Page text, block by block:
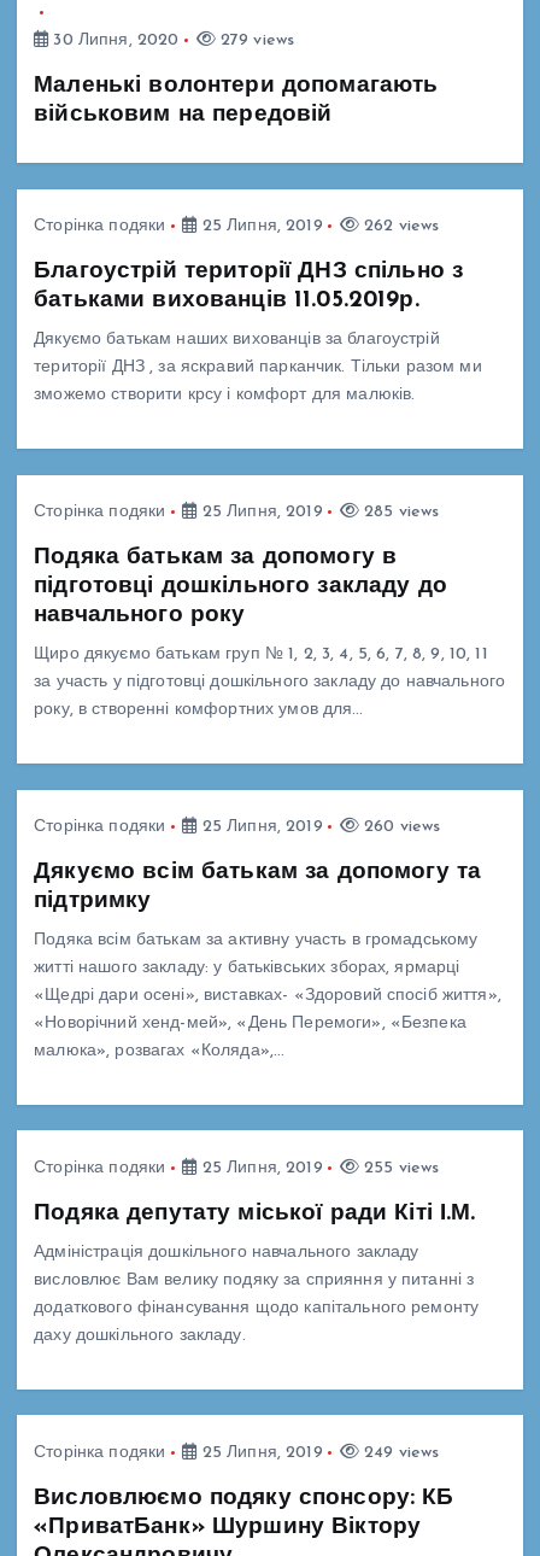
30 Липня, 2020 279 views
Маленькі волонтери допомагають
військовим на передовій
Сторінка подяки 25 Липня, 2019 262 views
Благоустрій території ДНЗ спільно з
батьками вихованців 11.05.2019р.
Дякуємо батькам наших вихованців за благоустрій
території ДНЗ , за яскравий парканчик. Тільки разом ми
зможемо створити крсу і комфорт для малюків.
Сторінка подяки 25 Липня, 2019 285 views
Подяка батькам за допомогу в
підготовці дошкільного закладу до
навчального року
Щиро дякуємо батькам груп № 1, 2, 3, 4, 5, 6, 7, 8, 9, 10, 11
за участь у підготовці дошкільного закладу до навчального
року, в створенні комфортних умов для…
Сторінка подяки 25 Липня, 2019 260 views
Дякуємо всім батькам за допомогу та
підтримку
Подяка всім батькам за активну участь в громадському
житті нашого закладу: у батьківських зборах, ярмарці
«Щедрі дари осені», виставках- «Здоровий спосіб життя»,
«Новорічний хенд-мей», «День Перемоги», «Безпека
малюка», розвагах «Коляда»,…
Сторінка подяки 25 Липня, 2019 255 views
Подяка депутату міської ради Кіті І.М.
Адміністрація дошкільного навчального закладу
висловлює Вам велику подяку за сприяння у питанні з
додаткового фінансування щодо капітального ремонту
даху дошкільного закладу.
Сторінка подяки 25 Липня, 2019 249 views
Висловлюємо подяку спонсору: КБ
«ПриватБанк» Шуршину Віктору